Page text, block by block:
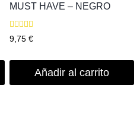
MUST HAVE – NEGRO
Valorado
con
de 5
9,75 €
Añadir al carrito